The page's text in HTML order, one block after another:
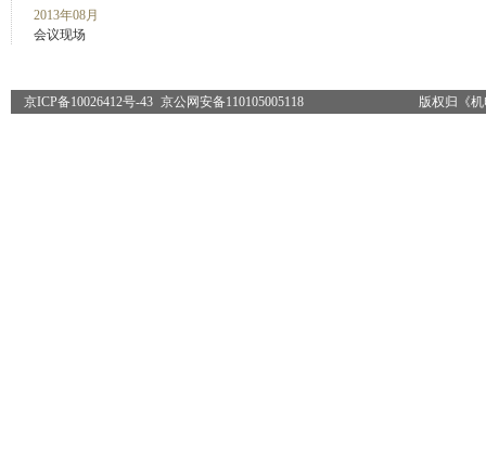
2013年08月
会议现场
版权归《
京ICP备10026412号-43 京公网安备110105005118